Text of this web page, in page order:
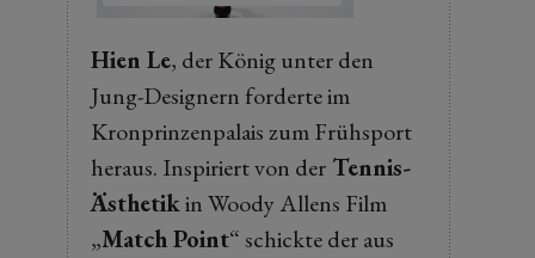
Hien Le, der König unter den
Jung-Designern forderte im
Kronprinzenpalais zum Frühsport
heraus. Inspiriert von der Tennis-
Ästhetikin Woody Allens Film
„Match Point“ schickte der aus